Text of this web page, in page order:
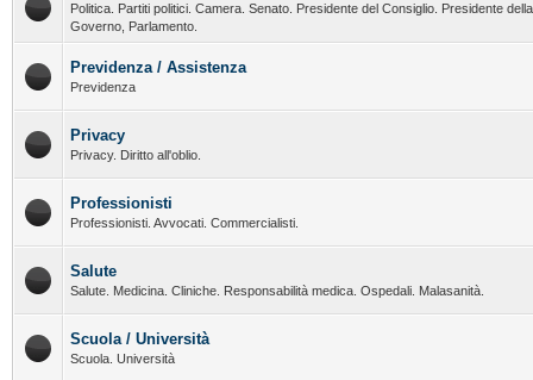
Politica. Partiti politici. Camera. Senato. Presidente del Consiglio. Presidente
Governo, Parlamento.
Previdenza / Assistenza
Previdenza
Privacy
Privacy. Diritto all'oblio.
Professionisti
Professionisti. Avvocati. Commercialisti.
Salute
Salute. Medicina. Cliniche. Responsabilità medica. Ospedali. Malasanità.
Scuola / Università
Scuola. Università